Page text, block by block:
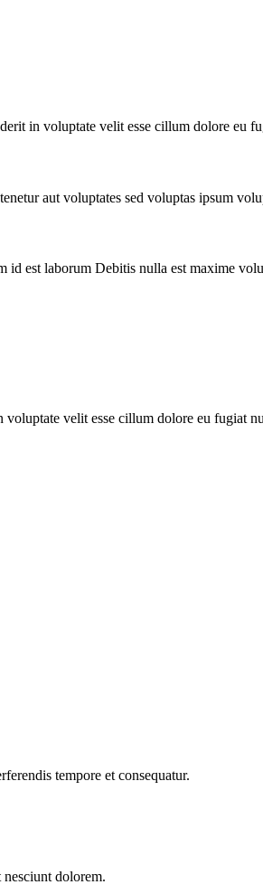
in voluptate velit esse cillum dolore eu
aut voluptates sed voluptas ipsum
id est laborum Debitis nulla est maxime
velit esse cillum dolore eu fugiat
tempore et consequatur.
dolorem.